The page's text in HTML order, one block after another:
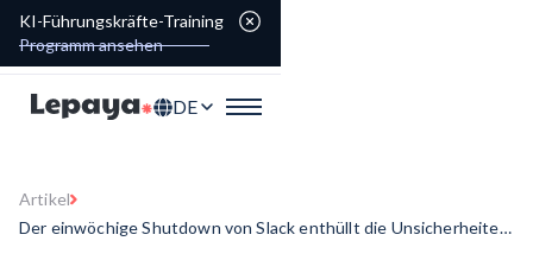
KI-Führungskräfte-Training
Programm ansehen
DE
Artikel
Der einwöchige Shutdown von Slack enthüllt die Unsicherheiten